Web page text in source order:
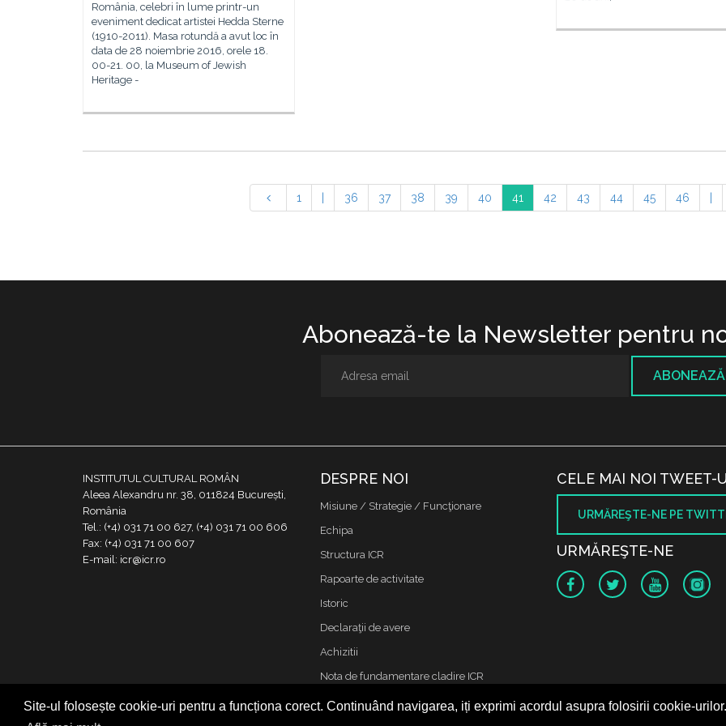
Site-ul folosește cookie-uri pentru a funcționa corect. Continuând navigarea, iți exprimi acordul asupra folosirii cookie-urilor.
România, celebri în lume printr-un
eveniment dedicat artistei Hedda Sterne
(1910-2011). Masa rotundă a avut loc în
data de 28 noiembrie 2016, orele 18.
00-21. 00, la Museum of Jewish
Heritage -
1 36 37 38 39 40 41 42 43 44 45 46
Abonează-te la Newsletter pentru
INSTITUTUL CULTURAL ROMÂN
Aleea Alexandru nr. 38, 011824 București,
România
Tel.: (+4) 031 71 00 627, (+4) 031 71 00 606
Fax: (+4) 031 71 00 607
E-mail: icr@icr.ro
DESPRE NOI
Misiune / Strategie / Funcţionare
Echipa
Structura ICR
Rapoarte de activitate
Istoric
Declaraţii de avere
Achizitii
Nota de fundamentare cladire ICR
Contact
CELE MAI NOI TWEET-
URMĂREŞTE-NE PE
URMĂREŞTE-NE